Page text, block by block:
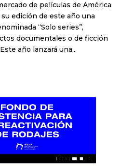
de películas de América
edición de este año una
“Solo series”,
documentales o de ficción
año lanzará una...